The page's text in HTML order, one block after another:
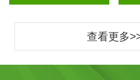
查看更多